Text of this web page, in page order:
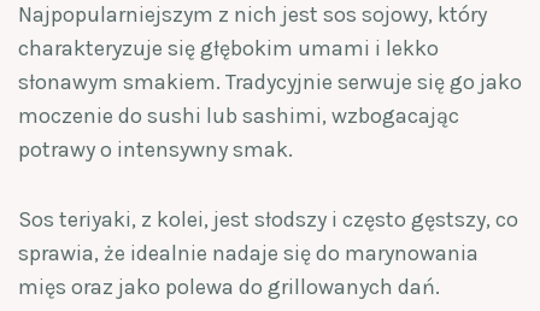
Najpopularniejszym z nich jest sos sojowy, który
charakteryzuje się głębokim umami i lekko
słonawym smakiem. Tradycyjnie serwuje się go jako
moczenie do sushi lub sashimi, wzbogacając
potrawy o intensywny smak.
Sos teriyaki, z kolei, jest słodszy i często gęstszy, co
sprawia, że idealnie nadaje się do marynowania
mięs oraz jako polewa do grillowanych dań.